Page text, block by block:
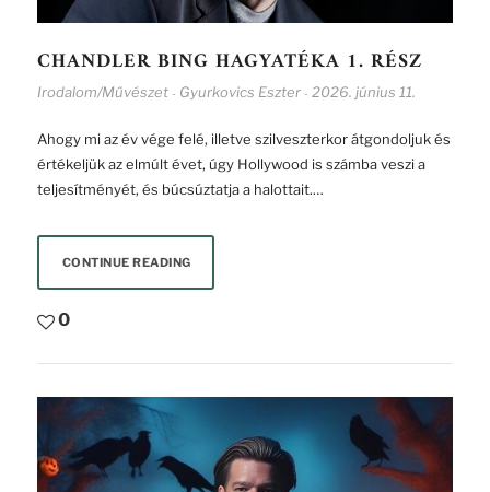
CHANDLER BING HAGYATÉKA 1. RÉSZ
Irodalom/Művészet - Gyurkovics Eszter - 2026. június 11.
Ahogy mi az év vége felé, illetve szilveszterkor átgondoljuk és
értékeljük az elmúlt évet, úgy Hollywood is számba veszi a
teljesítményét, és búcsúztatja a halottait.…
CONTINUE READING
0